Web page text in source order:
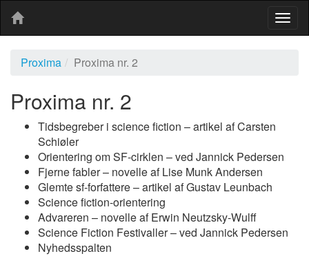
Proxima
Proxima nr. 2
Proxima nr. 2
Tidsbegreber i science fiction – artikel af Carsten
Schiøler
Orientering om SF-cirklen – ved Jannick Pedersen
Fjerne fabler – novelle af Lise Munk Andersen
Glemte sf-forfattere – artikel af Gustav Leunbach
Science fiction-orientering
Advareren – novelle af Erwin Neutzsky-Wulff
Science Fiction Festivaller – ved Jannick Pedersen
Nyhedsspalten